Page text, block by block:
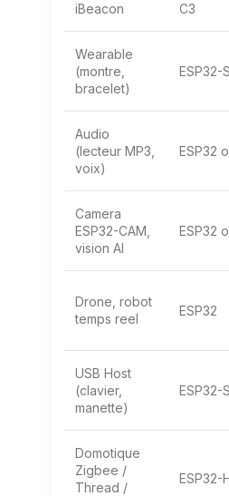
iBeacon
C3
Wearable
(montre,
bracelet)
ESP32-
Audio
(lecteur MP3,
voix)
ESP32
Camera
ESP32-CAM,
vision AI
ESP32
Drone, robot
temps reel
ESP32
USB Host
(clavier,
manette)
ESP32-
Domotique
Zigbee /
Thread /
ESP32-